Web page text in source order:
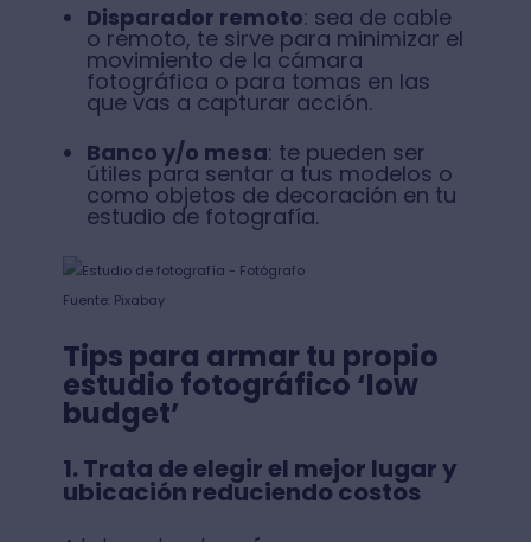
Disparador remoto: sea de cable
o remoto, te sirve para minimizar el
movimiento de la cámara
fotográfica o para tomas en las
que vas a capturar acción.
Banco y/o mesa: te pueden ser
útiles para sentar a tus modelos o
como objetos de decoración en tu
estudio de fotografía.
Fuente: Pixabay
Tips para armar tu propio
estudio fotográfico ‘low
budget’
1. Trata de elegir el mejor lugar y
ubicación reduciendo costos